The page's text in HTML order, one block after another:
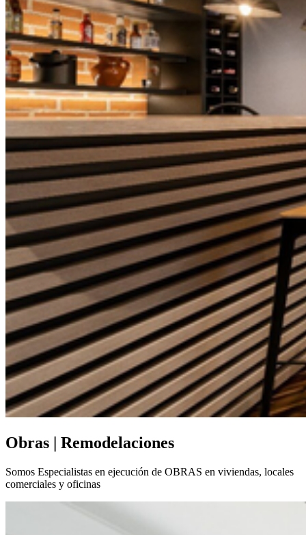
Obras | Remodelaciones
Somos Especialistas en ejecución de OBRAS en viviendas, locales
comerciales y oficinas